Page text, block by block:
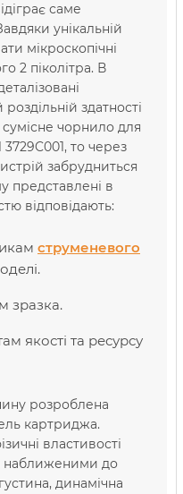
саме
унікальній
мікроскопічні
2 піколітра. В
здатності
чорнило для
то через
забрудниться
представлені в
відповідають:
струменевого
зразка.
якості та ресурсу
розроблена
картриджа.
властивості
наближеними до
динамічна